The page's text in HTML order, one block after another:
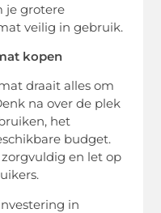
je grotere
veilig in gebruik.
kopen
draait alles om
na over de plek
het
budget.
en let op
in